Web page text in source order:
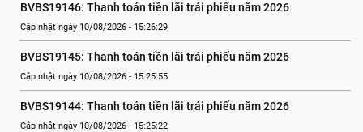
BVBS19146: Thanh toán tiền lãi trái phiếu năm 2026
Cập nhật ngày 10/08/2026 - 15:26:29
BVBS19145: Thanh toán tiền lãi trái phiếu năm 2026
Cập nhật ngày 10/08/2026 - 15:25:55
BVBS19144: Thanh toán tiền lãi trái phiếu năm 2026
Cập nhật ngày 10/08/2026 - 15:25:22